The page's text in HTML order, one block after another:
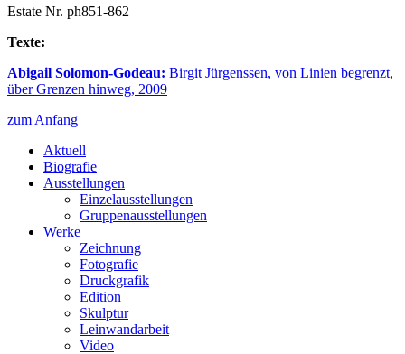
Estate Nr. ph851-862
Texte:
Abigail Solomon-Godeau: Birgit Jürgenssen, von Linien begrenzt,
über Grenzen hinweg, 2009
zum Anfang
Aktuell
Biografie
Ausstellungen
Einzelausstellungen
Gruppenausstellungen
Werke
Zeichnung
Fotografie
Druckgrafik
Edition
Skulptur
Leinwandarbeit
Video